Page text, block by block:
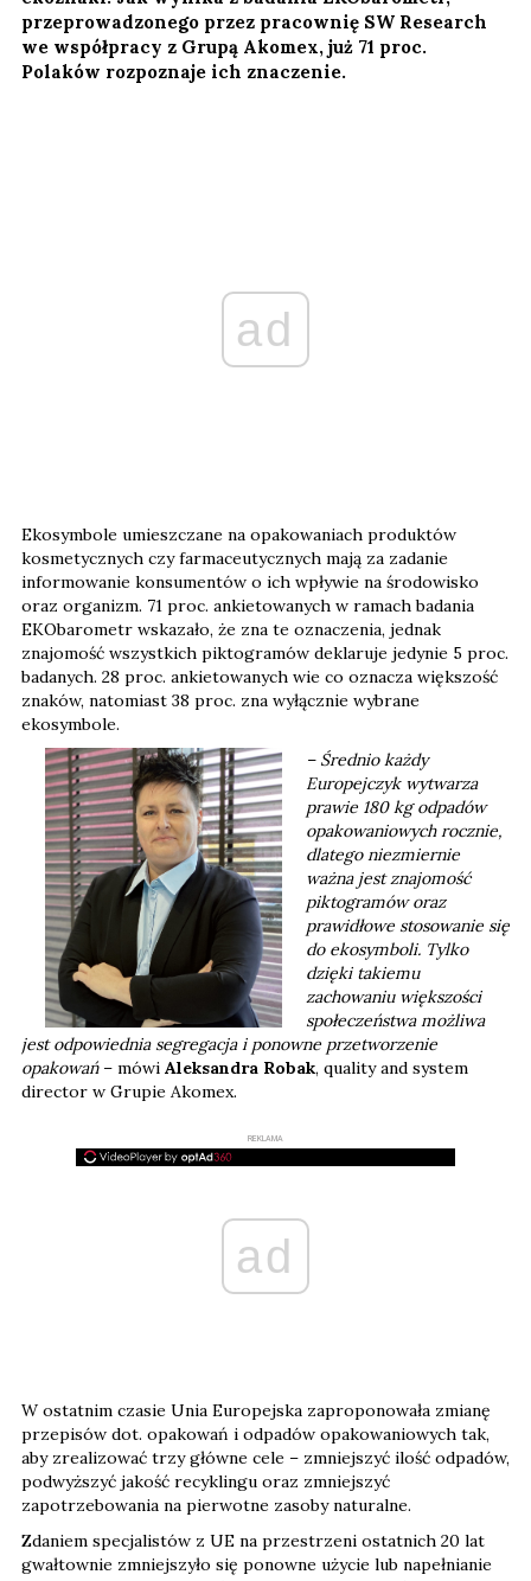
przeprowadzonego przez pracownię SW Research
we współpracy z Grupą Akomex, już 71 proc.
Polaków rozpoznaje ich znaczenie.
ad
Ekosymbole umieszczane na opakowaniach produktów
kosmetycznych czy farmaceutycznych mają za zadanie
informowanie konsumentów o ich wpływie na środowisko
oraz organizm. 71 proc. ankietowanych w ramach badania
EKObarometr wskazało, że zna te oznaczenia, jednak
znajomość wszystkich piktogramów deklaruje jedynie 5 proc.
badanych. 28 proc. ankietowanych wie co oznacza większość
znaków, natomiast 38 proc. zna wyłącznie wybrane
ekosymbole.
– Średnio każdy
Europejczyk wytwarza
prawie 180 kg odpadów
opakowaniowych rocznie,
dlatego niezmiernie
ważna jest znajomość
piktogramów oraz
prawidłowe stosowanie się
do ekosymboli. Tylko
dzięki takiemu
zachowaniu większości
społeczeństwa możliwa
jest odpowiednia segregacja i ponowne przetworzenie
opakowań– mówi Aleksandra Robak, quality and system
director w Grupie Akomex.
REKLAMA
ad
W ostatnim czasie Unia Europejska zaproponowała zmianę
przepisów dot. opakowań i odpadów opakowaniowych tak,
aby zrealizować trzy główne cele – zmniejszyć ilość odpadów,
podwyższyć jakość recyklingu oraz zmniejszyć
zapotrzebowania na pierwotne zasoby naturalne.
Zdaniem specjalistów z UE na przestrzeni ostatnich 20 lat
gwałtownie zmniejszyło się ponowne użycie lub napełnianie